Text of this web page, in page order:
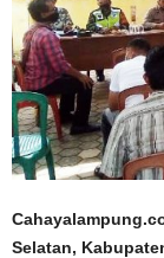
Selatan,